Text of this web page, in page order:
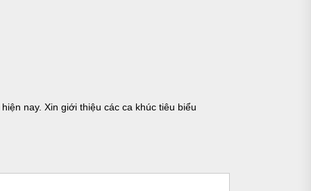
nay. Xin giới thiệu các ca khúc tiêu biểu